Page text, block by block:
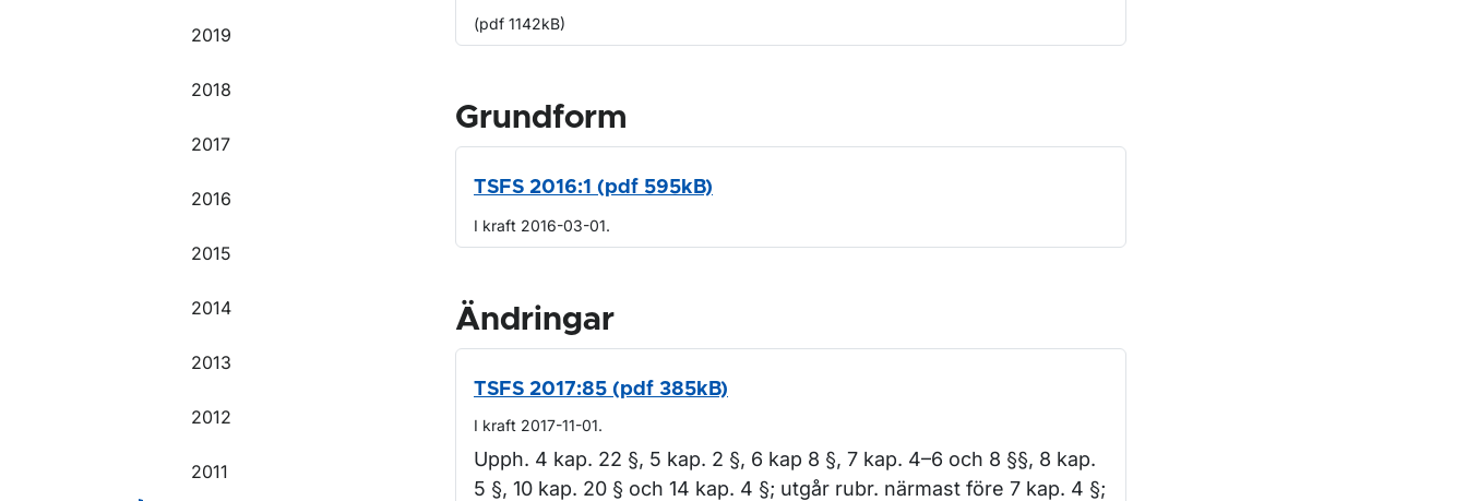
2019
2018
2017
2016
2015
2014
2013
2012
2011
(pdf 1142kB)
Grundform
TSFS 2016:1 (pdf 595kB)
I kraft 2016-03-01.
Ändringar
TSFS 2017:85 (pdf 385kB)
I kraft 2017-11-01.
Upph. 4 kap. 22 §, 5 kap. 2 §, 6 kap 8 §, 7 kap. 4–6 och 8 §§, 8 kap.
5 §, 10 kap. 20 § och 14 kap. 4 §; utgår rubr. närmast före 7 kap. 4 §;